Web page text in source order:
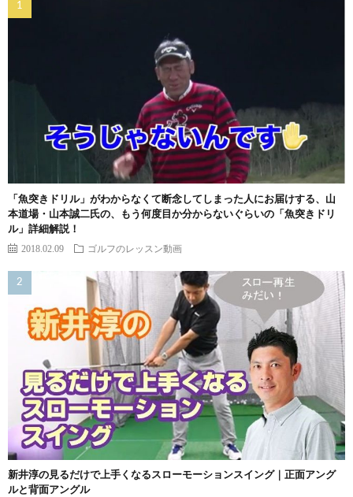
「魚突きドリル」がわからなくて断念してしまった人にお届けする、山
本道場・山本誠二氏の、もう何度目か分からないぐらいの「魚突きドリ
ル」詳細解説！
2018.02.09 ゴルフのレッスン動画
新井淳の見るだけで上手くなるスローモーションスイング｜正面アング
ルと背面アングル